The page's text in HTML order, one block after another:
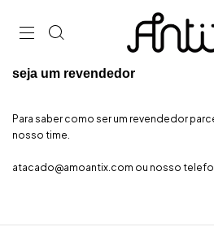
seja um revendedor
Para saber como ser um revendedor
nosso time.
atacado@amoantix.com ou nosso